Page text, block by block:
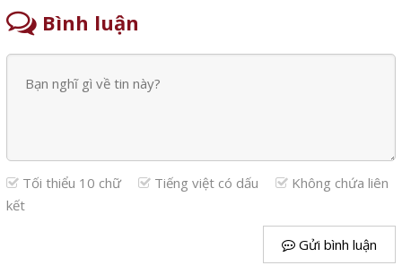
Bình luận
Tối thiểu 10 chữ Tiếng việt có dấu
Không chứa liên
kết
Gửi bình luận